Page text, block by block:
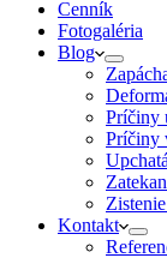
Cenník
Fotogaléria
Blog
Príčiny
Príčiny
Kontakt